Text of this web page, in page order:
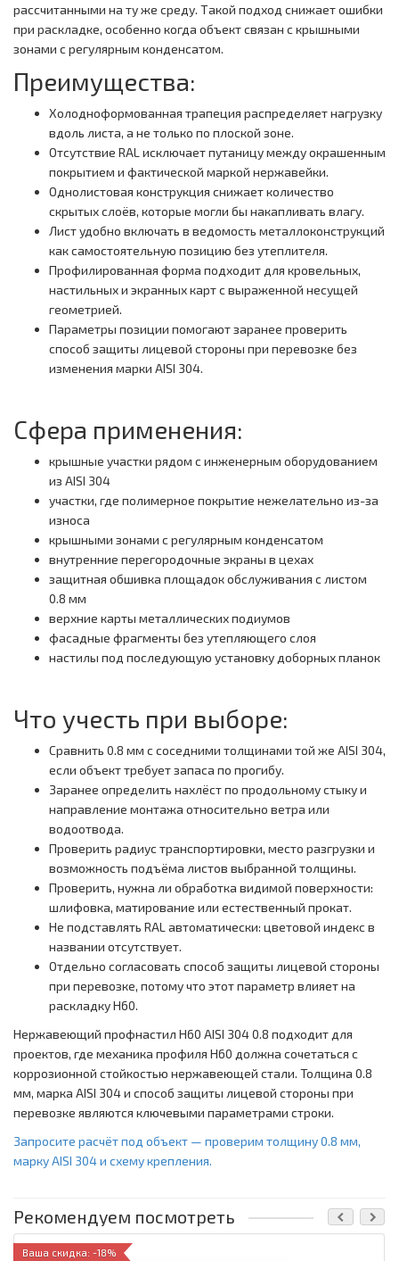
рассчитанными на ту же среду. Такой подход снижает ошибки
при раскладке, особенно когда объект связан с крышными
зонами с регулярным конденсатом.
Преимущества:
Холодноформованная трапеция распределяет нагрузку
вдоль листа, а не только по плоской зоне.
Отсутствие RAL исключает путаницу между окрашенным
покрытием и фактической маркой нержавейки.
Однолистовая конструкция снижает количество
скрытых слоёв, которые могли бы накапливать влагу.
Лист удобно включать в ведомость металлоконструкций
как самостоятельную позицию без утеплителя.
Профилированная форма подходит для кровельных,
настильных и экранных карт с выраженной несущей
геометрией.
Параметры позиции помогают заранее проверить
способ защиты лицевой стороны при перевозке без
изменения марки AISI 304.
Сфера применения:
крышные участки рядом с инженерным оборудованием
из AISI 304
участки, где полимерное покрытие нежелательно из-за
износа
крышными зонами с регулярным конденсатом
внутренние перегородочные экраны в цехах
защитная обшивка площадок обслуживания с листом
0.8 мм
верхние карты металлических подиумов
фасадные фрагменты без утепляющего слоя
настилы под последующую установку доборных планок
Что учесть при выборе:
Сравнить 0.8 мм с соседними толщинами той же AISI 304,
если объект требует запаса по прогибу.
Заранее определить нахлёст по продольному стыку и
направление монтажа относительно ветра или
водоотвода.
Проверить радиус транспортировки, место разгрузки и
возможность подъёма листов выбранной толщины.
Проверить, нужна ли обработка видимой поверхности:
шлифовка, матирование или естественный прокат.
Не подставлять RAL автоматически: цветовой индекс в
названии отсутствует.
Отдельно согласовать способ защиты лицевой стороны
при перевозке, потому что этот параметр влияет на
раскладку Н60.
Нержавеющий профнастил Н60 AISI 304 0.8 подходит для
проектов, где механика профиля Н60 должна сочетаться с
коррозионной стойкостью нержавеющей стали. Толщина 0.8
мм, марка AISI 304 и способ защиты лицевой стороны при
перевозке являются ключевыми параметрами строки.
Запросите расчёт под объект — проверим толщину 0.8 мм,
марку AISI 304 и схему крепления.
Рекомендуем посмотреть
Ваша скидка: -18%